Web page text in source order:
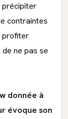
précipiter
contraintes
profiter
ne pas se
donnée à
évoque son